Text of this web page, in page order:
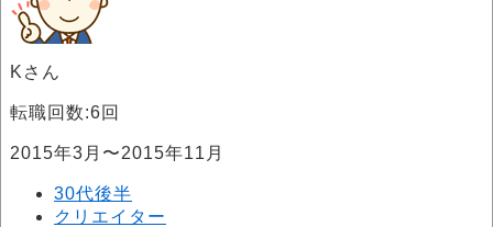
Kさん
転職回数:6回
2015年3月〜2015年11月
30代後半
クリエイター